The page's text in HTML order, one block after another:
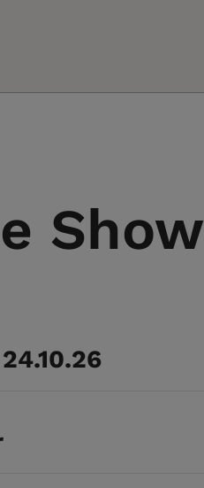
Show